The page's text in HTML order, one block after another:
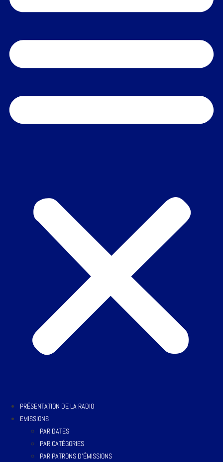
PRÉSENTATION DE LA RADIO
EMISSIONS
PAR DATES
PAR CATÉGORIES
PAR PATRONS D’ÉMISSIONS